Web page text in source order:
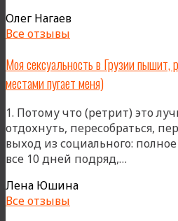
Олег Нагаев
Все отзывы
Моя сексуальность в Грузии пышит,
местами пугает меня)
1. Потому что (ретрит) это
отдохнуть, пересобраться,
выход из социального:
все 10 дней подряд,…
Лена Юшина
Все отзывы